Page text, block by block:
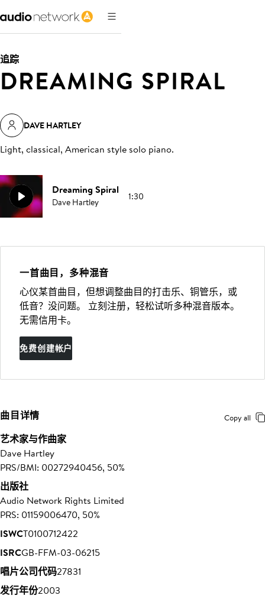
追踪
DREAMING SPIRAL
DAVE HARTLEY
Light, classical, American style solo piano.
Dreaming Spiral
Dave Hartley 1:30
一首曲目，多种混音
心仪某首曲目，但想调整曲目的打击乐、铜管乐，或
低音？没问题。 立刻注册，轻松试听多种混音版本。
无需信用卡。
免费创建帐户
曲目详情 Copy all
艺术家与作曲家
Dave Hartley
PRS/BMI: 00272940456, 50%
出版社
Audio Network Rights Limited
PRS: 01159006470, 50%
ISWCT0100712422
ISRCGB-FFM-03-06215
唱片公司代码27831
发行年份2003